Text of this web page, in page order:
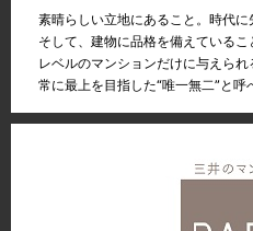
素晴らしい立地にあること。時代に
そして、建物に品格を備えている
レベルのマンションだけに与えられ
常に最上を目指した“唯一無二”と呼